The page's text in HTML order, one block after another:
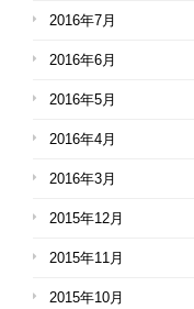
2016年7月
2016年6月
2016年5月
2016年4月
2016年3月
2015年12月
2015年11月
2015年10月